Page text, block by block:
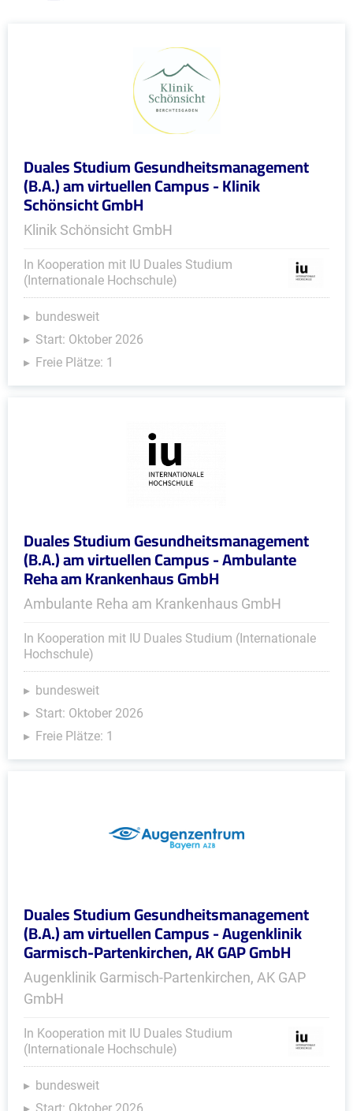
Duales Studium Gesundheitsmanagement
(B.A.) am virtuellen Campus - Klinik
Schönsicht GmbH
Klinik Schönsicht GmbH
In Kooperation mit IU Duales Studium
(Internationale Hochschule)
bundesweit
Start: Oktober 2026
Freie Plätze: 1
Duales Studium Gesundheitsmanagement
(B.A.) am virtuellen Campus - Ambulante
Reha am Krankenhaus GmbH
Ambulante Reha am Krankenhaus GmbH
In Kooperation mit IU Duales Studium (Internationale
Hochschule)
bundesweit
Start: Oktober 2026
Freie Plätze: 1
Duales Studium Gesundheitsmanagement
(B.A.) am virtuellen Campus - Augenklinik
Garmisch-Partenkirchen, AK GAP GmbH
Augenklinik Garmisch-Partenkirchen, AK GAP
GmbH
In Kooperation mit IU Duales Studium
(Internationale Hochschule)
bundesweit